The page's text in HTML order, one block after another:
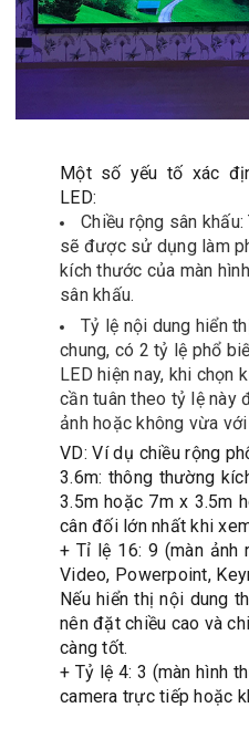
Một số yếu tố xác
LED:
Chiều rộng sân
sẽ được sử dụng làm
kích thước của màn
sân khấu.
Tỷ lệ nội dung hiển
chung, có 2 tỷ lệ phổ
LED hiện nay, khi chọn
cần tuân theo tỷ lệ này
ảnh hoặc không vừa với
VD: Ví dụ chiều rộng
3.6m: thông thường
3.5m hoặc 7m x 3.5m
cân đối lớn nhất khi
+ Tỉ lệ 16: 9 (màn ảnh
Video, Powerpoint,
Nếu hiển thị nội dung
nên đặt chiều cao và
càng tốt.
+ Tỷ lệ 4: 3 (màn hình
camera trực tiếp hoặc